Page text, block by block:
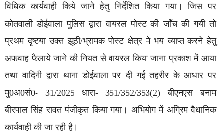
विधिक कार्यवाही किये जाने हेतु निर्देशित किया गया। जिस पर
कोतवाली डोईवाला पुलिस द्वारा वायरल पोस्ट की जाँच की गयी तो
प्रथम दृष्टया उक्त झूठी/भ्रामक पोस्ट क्षेत्र मे भय व्याप्त करने हेतु
अफवाह फैलाये जाने की नियत से वायरल किया जाना प्रकाश में आया
तथा वादिनी द्वारा थाना डोईवाला पर दी गई तहरीर के आधार पर
मु0अ0सं0- 31/2025 धारा- 351/352/353(2) बीएनएस बनाम
बीरपाल सिंह रावत पंजीकृत किया गया। अभियोग में अग्रिम वैधानिक
कार्यवाही की जा रही है।